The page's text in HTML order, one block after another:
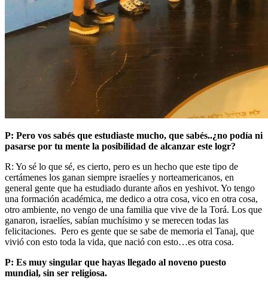
P: Pero vos sabés que estudiaste mucho, que sabés..¿no podía ni
pasarse por tu mente la posibilidad de alcanzar este logr?
R: Yo sé lo que sé, es cierto, pero es un hecho que este tipo de
certámenes los ganan siempre israelíes y norteamericanos, en
general gente que ha estudiado durante años en yeshivot. Yo tengo
una formación académica, me dedico a otra cosa, vico en otra cosa,
otro ambiente, no vengo de una familia que vive de la Torá. Los que
ganaron, israelíes, sabían muchísimo y se merecen todas las
felicitaciones. Pero es gente que se sabe de memoria el Tanaj, que
vivió con esto toda la vida, que nació con esto…es otra cosa.
P: Es muy singular que hayas llegado al noveno puesto
mundial, sin ser religiosa.